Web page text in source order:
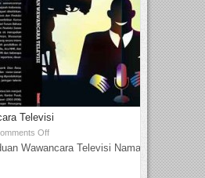
Televisi
Off
Wawancara Televisi Nama